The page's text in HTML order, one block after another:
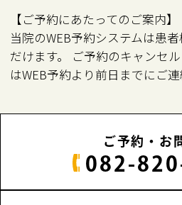
【ご予約にあたってのご案内】
当院のWEB予約システムは患
だけます。 ご予約のキャンセ
はWEB予約より前日までにご連
ご予約・お
082-